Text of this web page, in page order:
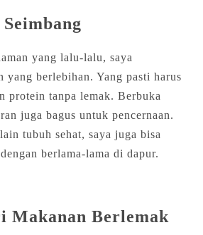
yang lalu-lalu, saya
yang berlebihan. Yang pasti harus
protein tanpa lemak. Berbuka
juga bagus untuk pencernaan.
tubuh sehat, saya juga bisa
berlama-lama di dapur.
Makanan Berlemak